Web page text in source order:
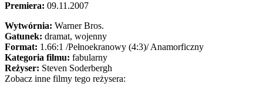
Premiera: 09.11.2007
Wytwórnia: Warner Bros.
Gatunek: dramat, wojenny
Format: 1.66:1 /Pełnoekranowy (4:3)/Anamorficzny
Kategoria filmu: fabularny
Reżyser: Steven Soderbergh
Zobacz inne filmy tego reżysera: